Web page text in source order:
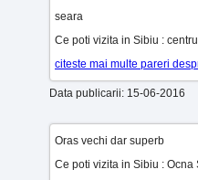
seara
Ce poti vizita in Sibiu :
citeste mai multe pareri
Data publicarii: 15-06-2016
Oras vechi dar superb
Ce poti vizita in Sibiu :